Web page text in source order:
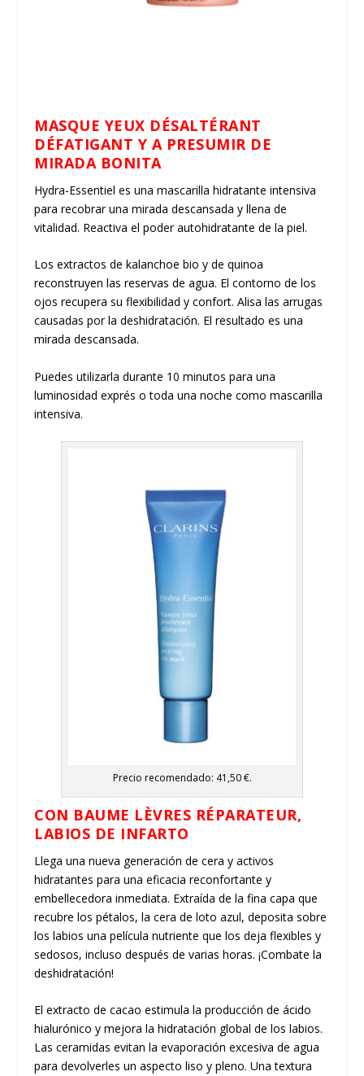
MASQUE YEUX DÉSALTÉRANT
DÉFATIGANT Y A PRESUMIR DE
MIRADA BONITA
Hydra-Essentiel es una mascarilla hidratante intensiva
para recobrar una mirada descansada y llena de
vitalidad. Reactiva el poder autohidratante de la piel.
Los extractos de kalanchoe bio y de quinoa
reconstruyen las reservas de agua. El contorno de los
ojos recupera su flexibilidad y confort. Alisa las arrugas
causadas por la deshidratación. El resultado es una
mirada descansada.
Puedes utilizarla durante 10 minutos para una
luminosidad exprés o toda una noche como mascarilla
intensiva.
Precio recomendado: 41,50 €.
CON BAUME LÈVRES RÉPARATEUR,
LABIOS DE INFARTO
Llega una nueva generación de cera y activos
hidratantes para una eficacia reconfortante y
embellecedora inmediata. Extraída de la fina capa que
recubre los pétalos, la cera de loto azul, deposita sobre
los labios una película nutriente que los deja flexibles y
sedosos, incluso después de varias horas. ¡Combate la
deshidratación!
El extracto de cacao estimula la producción de ácido
hialurónico y mejora la hidratación global de los labios.
Las ceramidas evitan la evaporación excesiva de agua
para devolverles un aspecto liso y pleno. Una textura